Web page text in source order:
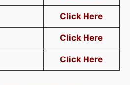
Click Here
Click Here
Click Here